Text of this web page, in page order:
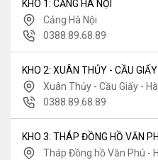
KHO 1: CẢNG HÀ NỘI
Cảng Hà Nội
0388.89.68.89
KHO 2: XUÂN THỦY - CẦU GIẤY
Xuân Thủy - Cầu Giấy -
0388.89.68.89
KHO 3: THÁP ĐỒNG HỒ VĂN
Tháp Đồng hồ Văn Phú -